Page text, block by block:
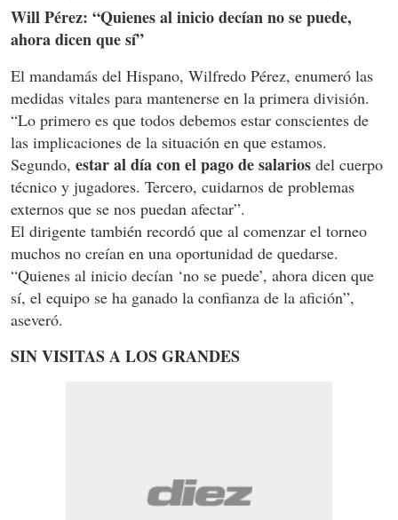
Will Pérez: “Quienes al inicio decían no se puede,
ahora dicen que sí”
El mandamás del Hispano, Wilfredo Pérez, enumeró las
medidas vitales para mantenerse en la primera división.
“Lo primero es que todos debemos estar conscientes de
las implicaciones de la situación en que estamos.
Segundo, estar al día con el pago de salarios del cuerpo
técnico y jugadores. Tercero, cuidarnos de problemas
externos que se nos puedan afectar”.
El dirigente también recordó que al comenzar el torneo
muchos no creían en una oportunidad de quedarse.
“Quienes al inicio decían ‘no se puede’, ahora dicen que
sí, el equipo se ha ganado la confianza de la afición”,
aseveró.
SIN VISITAS A LOS GRANDES